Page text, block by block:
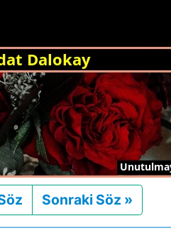
Önceki
Sonraki Söz »